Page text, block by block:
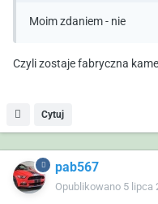
Moim zdaniem - nie
Czyli zostaje fabryczna
Cytuj
pab567
Opublikowano 5 lipca